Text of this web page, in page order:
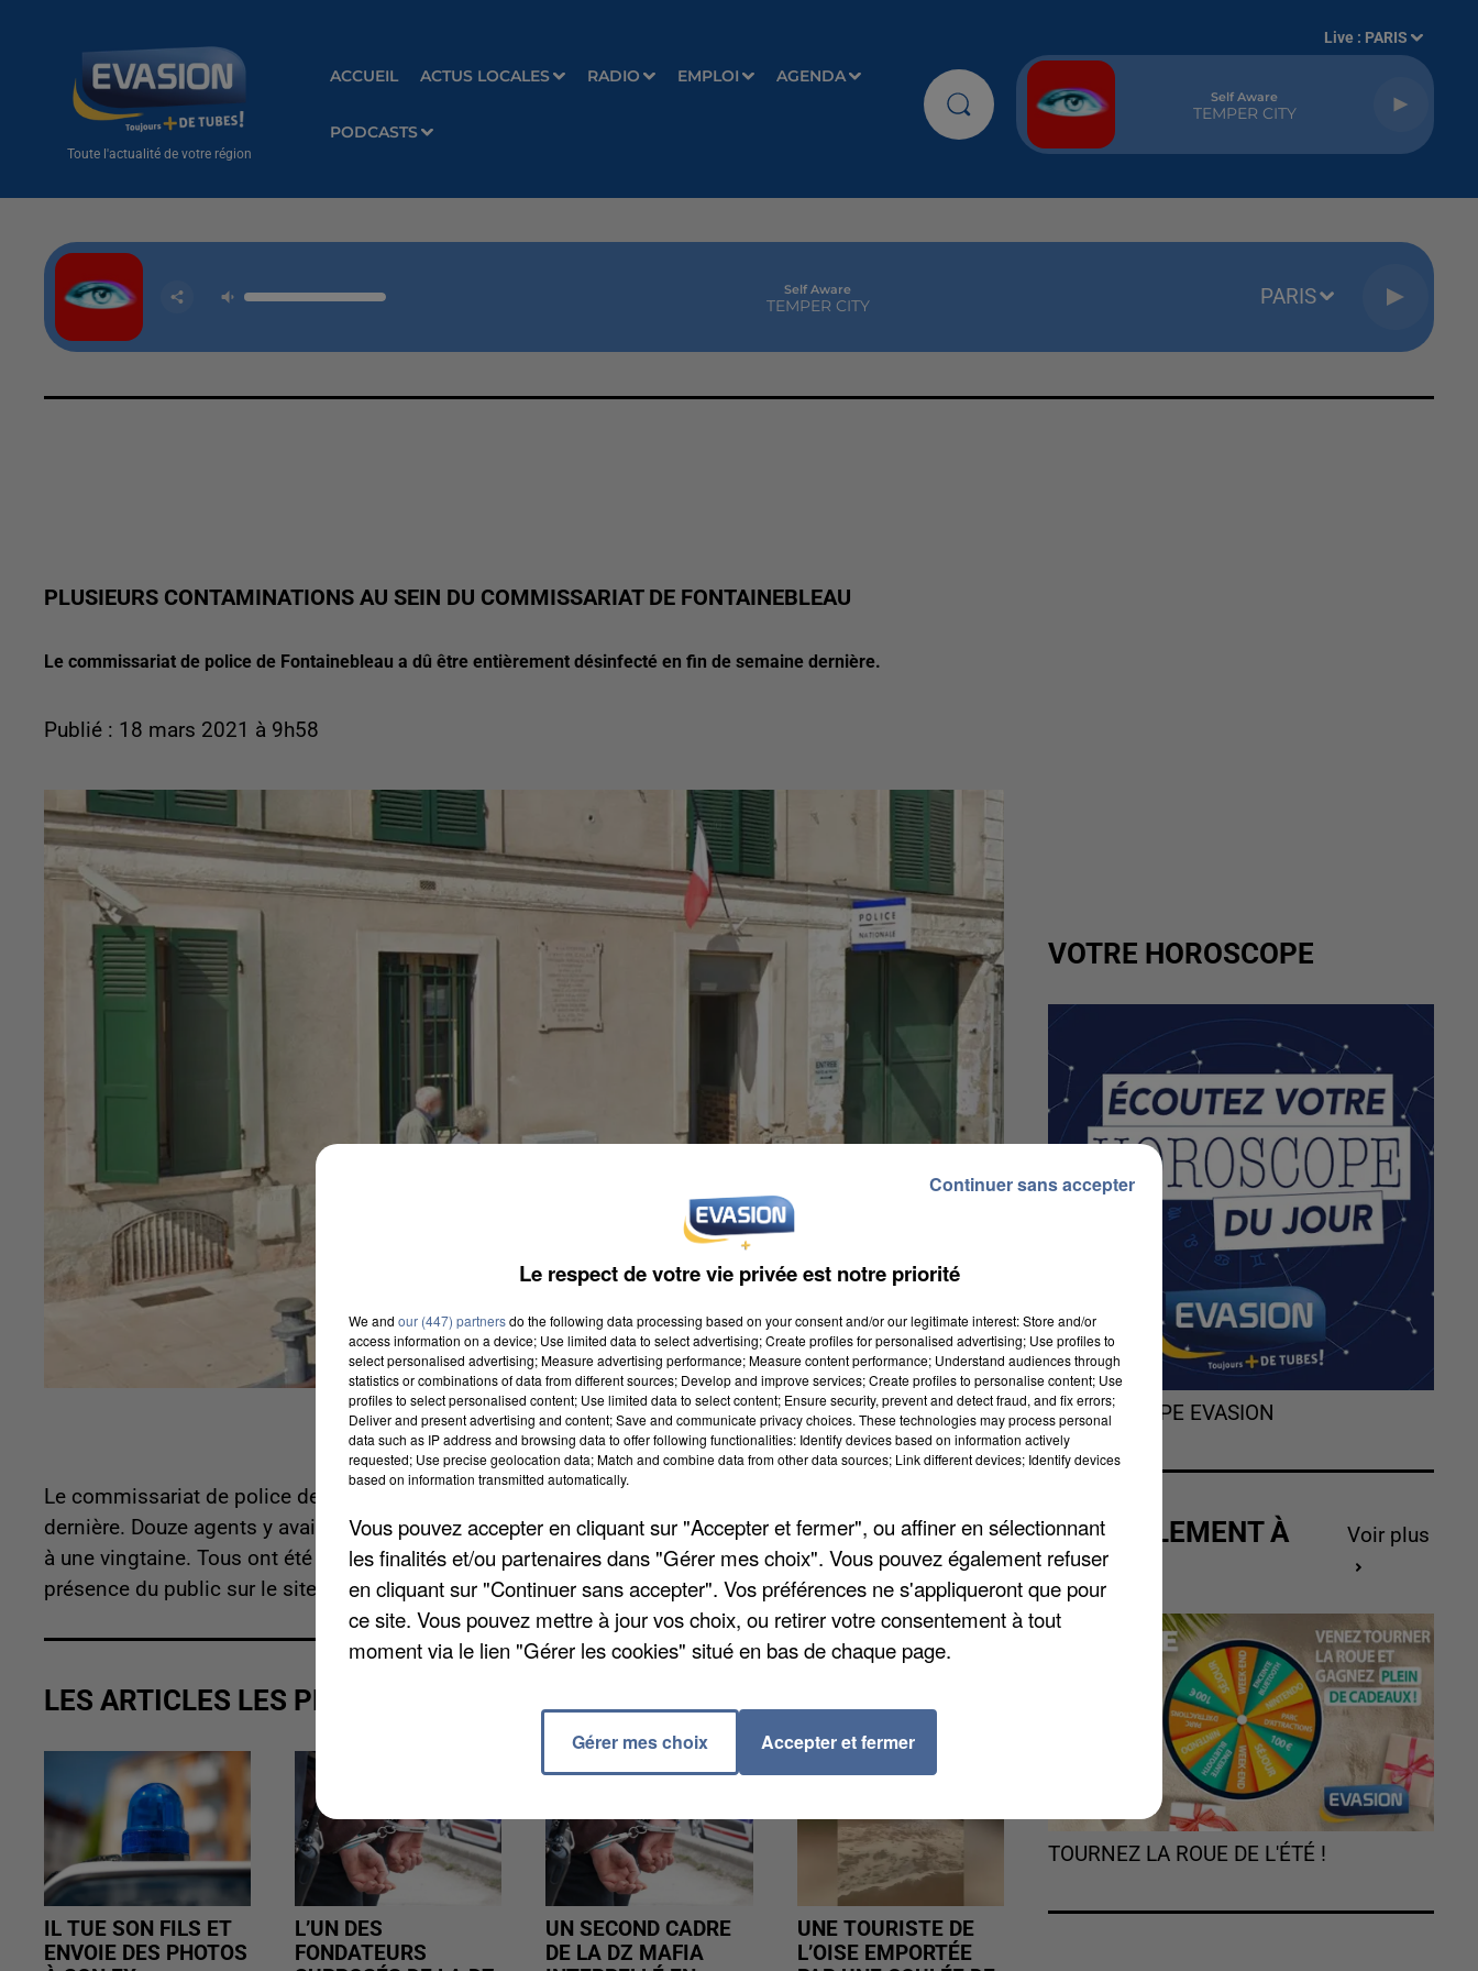
Toute l'actualité de votre région
ACCUEIL ACTUS LOCALES RADIO EMPLOI AGENDA
PODCASTS
Live : PARIS
Self Aware
TEMPER CITY
Self Aware
TEMPER CITY PARIS
PLUSIEURS CONTAMINATIONS AU SEIN DU COMMISSARIAT DE FONTAINEBLEAU
Le commissariat de police de Fontainebleau a dû être entièrement désinfecté en fin de semaine dernière.
Publié : 18 mars 2021 à 9h58
Le commissariat de police de Fontainebleau a dû être entièrement désinfecté en fin de semaine
dernière. Douze agents y avaient été testés positifs à la Covid-19 et le nombre de cas contact s'élevait
à une vingtaine. Tous ont été contraints de s'isoler et ont été ou vont être testés. Autre mesure : la
présence du public sur le site est réduite aux seuls cas d'urgence.
LES ARTICLES LES PLUS VUS
IL TUE SON FILS ET
ENVOIE DES PHOTOS
L’UN DES
FONDATEURS
UN SECOND CADRE
DE LA DZ MAFIA
UNE TOURISTE DE
L’OISE EMPORTÉE
VOTRE HOROSCOPE
L'HOROSCOPE EVASION
ACTUELLEMENT À
GAGNER
Voir plus
TOURNEZ LA ROUE DE L'ÉTÉ !
Le respect de votre vie privée est notre priorité
We and our (447) partnersdo the following data processing based on your consent and/or our legitimate interest: Store and/or
access information on a device; Use limited data to select advertising; Create profiles for personalised advertising; Use profiles to
select personalised advertising; Measure advertising performance; Measure content performance; Understand audiences through
statistics or combinations of data from different sources; Develop and improve services; Create profiles to personalise content; Use
profiles to select personalised content; Use limited data to select content; Ensure security, prevent and detect fraud, and fix errors;
Deliver and present advertising and content; Save and communicate privacy choices. These technologies may process personal
data such as IP address and browsing data to offer following functionalities: Identify devices based on information actively
requested; Use precise geolocation data; Match and combine data from other data sources; Link different devices; Identify devices
based on information transmitted automatically.
Vous pouvez accepter en cliquant sur "Accepter et fermer", ou affiner en sélectionnant
les finalités et/ou partenaires dans "Gérer mes choix". Vous pouvez également refuser
en cliquant sur "Continuer sans accepter". Vos préférences ne s'appliqueront que pour
ce site. Vous pouvez mettre à jour vos choix, ou retirer votre consentement à tout
moment via le lien "Gérer les cookies" situé en bas de chaque page.
Gérer mes choix Accepter et fermer
Continuer sans accepter